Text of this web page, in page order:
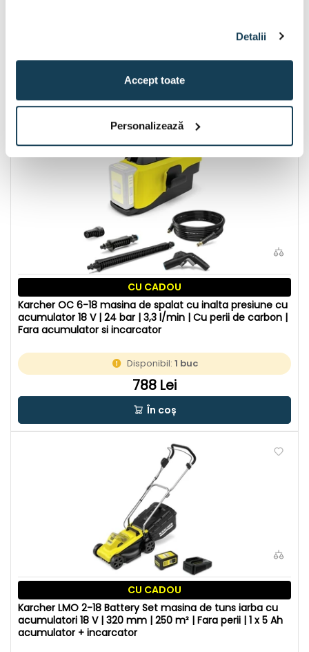
Detalii
Accept toate
Personalizează
Disponibil:1 buc
2.539 Lei
În coș
CU CADOU
Karcher OC 6-18 masina de spalat cu inalta presiune cu
acumulator 18 V | 24 bar | 3,3 l/min | Cu perii de carbon |
Fara acumulator si incarcator
Disponibil:1 buc
788 Lei
În coș
CU CADOU
Karcher LMO 2-18 Battery Set masina de tuns iarba cu
acumulatori 18 V | 320 mm | 250 m² | Fara perii | 1 x 5 Ah
acumulator + incarcator